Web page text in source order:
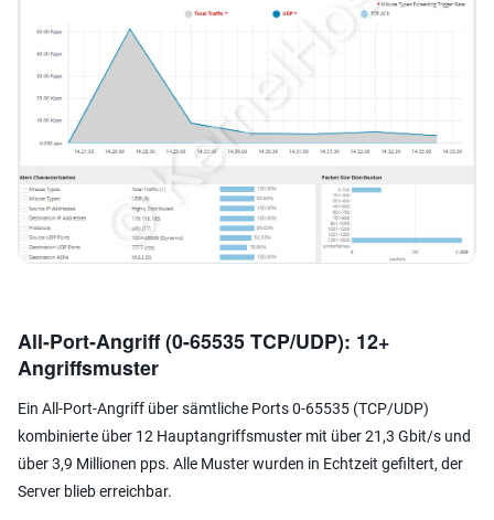
All-Port-Angriff (0-65535 TCP/UDP): 12+
Angriffsmuster
Ein All-Port-Angriff über sämtliche Ports 0-65535 (TCP/UDP)
kombinierte über 12 Hauptangriffsmuster mit über 21,3 Gbit/s und
über 3,9 Millionen pps. Alle Muster wurden in Echtzeit gefiltert, der
Server blieb erreichbar.